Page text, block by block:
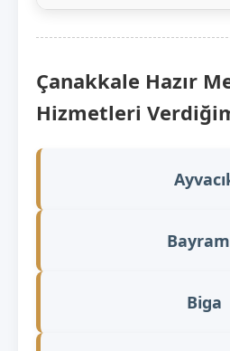
Çanakkale Hazır
Hizmetleri
Biga